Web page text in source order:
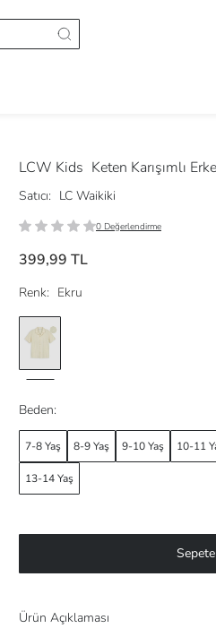
LCW Kids Keten Karışımlı
Satıcı: LC Waikiki
0 Değerlendirme
399,99 TL
Renk: Ekru
Beden:
7-8 Yaş 8-9 Yaş 9-10 Yaş 10-11
13-14 Yaş
Ürün Açıklaması